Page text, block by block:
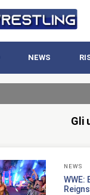
NEWS
Gli
NEWS
WWE:
Reigns